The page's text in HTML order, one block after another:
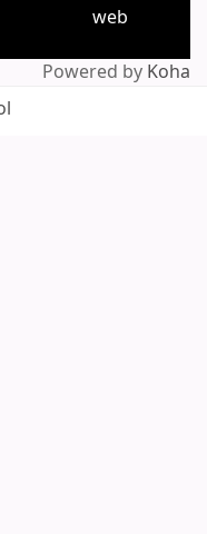
web
Powered by Koha